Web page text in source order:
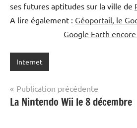
ses futures aptitudes sur la ville de
A lire également : Géoportail, le
Google Earth
Internet
Navigation
de
Publication précédente
La Nintendo Wii le 8 décembre